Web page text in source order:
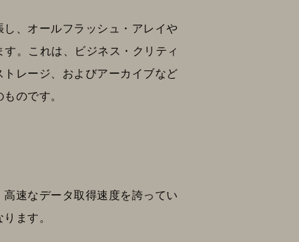
、オールフラッシュ・アレイや
。これは、ビジネス・クリティ
レージ、およびアーカイブなど
のです。
速なデータ取得速度を誇ってい
ます。